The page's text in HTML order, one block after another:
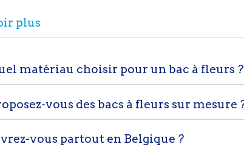
plus
matériau choisir pour un bac à fleurs ?
vous des bacs à fleurs sur mesure
vous partout en Belgique ?